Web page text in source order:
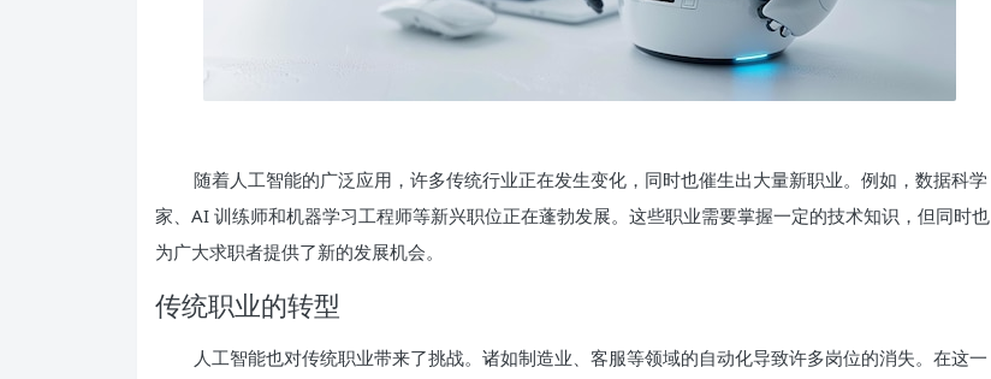
随着人工智能的广泛应用，许多传统行业正在发生变化，同时也催生出大量新职业。例如，数据科学
家、AI 训练师和机器学习工程师等新兴职位正在蓬勃发展。这些职业需要掌握一定的技术知识，但同时也
为广大求职者提供了新的发展机会。
传统职业的转型
人工智能也对传统职业带来了挑战。诸如制造业、客服等领域的自动化导致许多岗位的消失。在这一